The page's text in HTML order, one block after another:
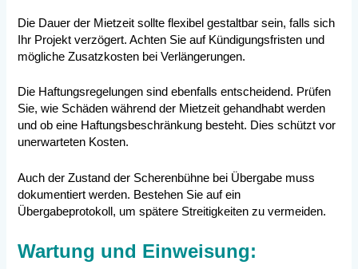
Die Dauer der Mietzeit sollte flexibel gestaltbar sein, falls sich
Ihr Projekt verzögert. Achten Sie auf Kündigungsfristen und
mögliche Zusatzkosten bei Verlängerungen.
Die Haftungsregelungen sind ebenfalls entscheidend. Prüfen
Sie, wie Schäden während der Mietzeit gehandhabt werden
und ob eine Haftungsbeschränkung besteht. Dies schützt vor
unerwarteten Kosten.
Auch der Zustand der Scherenbühne bei Übergabe muss
dokumentiert werden. Bestehen Sie auf ein
Übergabeprotokoll, um spätere Streitigkeiten zu vermeiden.
Wartung und Einweisung: